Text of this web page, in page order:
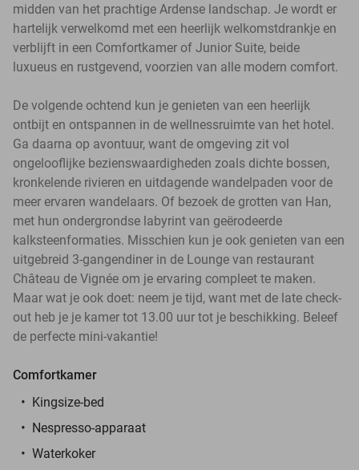
midden van het prachtige Ardense landschap. Je wordt er
hartelijk verwelkomd met een heerlijk welkomstdrankje en
verblijft in een Comfortkamer of Junior Suite, beide
luxueus en rustgevend, voorzien van alle modern comfort.
De volgende ochtend kun je genieten van een heerlijk
ontbijt en ontspannen in de wellnessruimte van het hotel.
Ga daarna op avontuur, want de omgeving zit vol
ongelooflijke bezienswaardigheden zoals dichte bossen,
kronkelende rivieren en uitdagende wandelpaden voor de
meer ervaren wandelaars. Of bezoek de grotten van Han,
met hun ondergrondse labyrint van geërodeerde
kalksteenformaties. Misschien kun je ook genieten van een
uitgebreid 3-gangendiner in de Lounge van restaurant
Château de Vignée om je ervaring compleet te maken.
Maar wat je ook doet: neem je tijd, want met de late check-
out heb je je kamer tot 13.00 uur tot je beschikking. Beleef
de perfecte mini-vakantie!
Comfortkamer
Kingsize-bed
Nespresso-apparaat
Waterkoker